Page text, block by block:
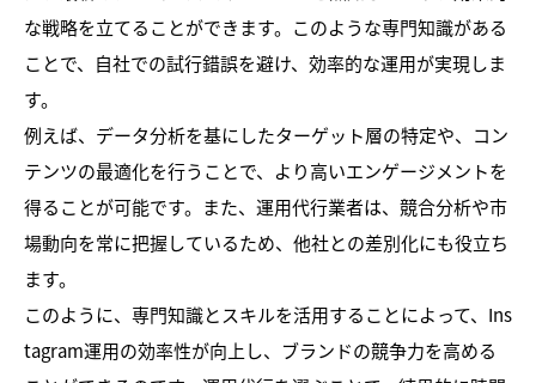
な戦略を立てることができます。このような専門知識がある
ことで、自社での試行錯誤を避け、効率的な運用が実現しま
す。
例えば、データ分析を基にしたターゲット層の特定や、コン
テンツの最適化を行うことで、より高いエンゲージメントを
得ることが可能です。また、運用代行業者は、競合分析や市
場動向を常に把握しているため、他社との差別化にも役立ち
ます。
このように、専門知識とスキルを活用することによって、Ins
tagram運用の効率性が向上し、ブランドの競争力を高める